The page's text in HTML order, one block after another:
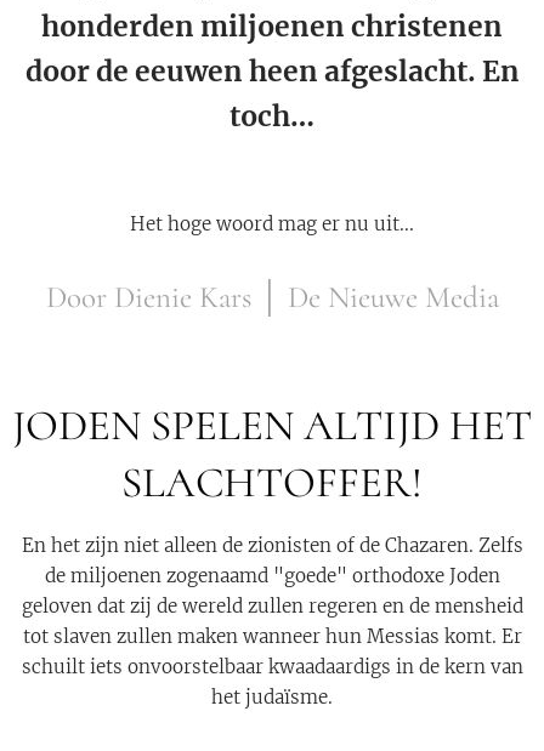
honderden miljoenen christenen
door de eeuwen heen afgeslacht. En
toch…
Het hoge woord mag er nu uit...
Door Dienie Kars │ De Nieuwe Media
JODEN SPELEN ALTIJD HET
SLACHTOFFER!
En het zijn niet alleen de zionisten of de Chazaren. Zelfs
de miljoenen zogenaamd "goede" orthodoxe Joden
geloven dat zij de wereld zullen regeren en de mensheid
tot slaven zullen maken wanneer hun Messias komt. Er
schuilt iets onvoorstelbaar kwaadaardigs in de kern van
het judaïsme.